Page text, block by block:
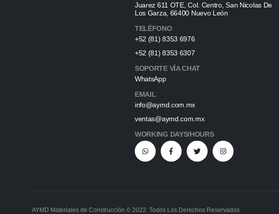
Juarez 611 OTE, Col. Centro, San Nicolas De
Los Garza, 66400 Nuevo León
TELÉFONO
+52 (81) 8353 6976
+52 (81) 8353 6307
SOPORTE VÍA CHAT
WhatsApp
EMAIL
info@aymd.com.mx
ventas@aymd.com.mx
WORKING DAYS/HOURS
AYMD Materiales de Construcción © 2022. Todos Los Derechos Reservados